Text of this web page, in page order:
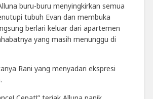
buru-buru menyingkirkan semua
tubuh Evan dan membuka
berlari keluar dari apartemen
yang masih menunggu di
Rani yang menyadari ekspresi